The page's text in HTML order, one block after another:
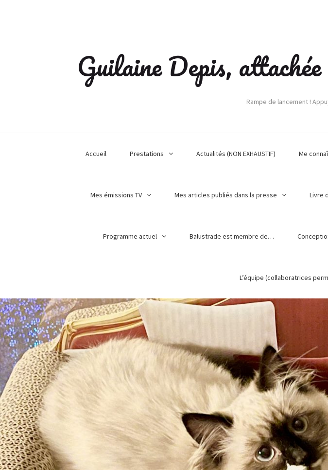
Guilaine Depis,
Rampe de lancement !
Accueil Prestations Actualités (NON EXHAUSTIF) Me
Mes émissions TV Mes articles publiés dans la presse Livre
Programme actuel Balustrade est membre de…
L’équipe (collaboratrices